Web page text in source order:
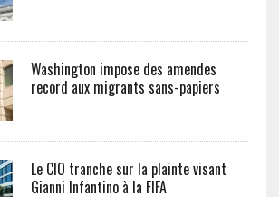
Washington impose des amendes
record aux migrants sans-papiers
Le CIO tranche sur la plainte visant
Gianni Infantino à la FIFA